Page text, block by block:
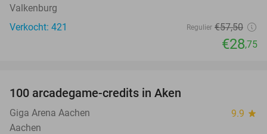
Valkenburg
Verkocht: 421
Regulier €57,50
€28,75
100 arcadegame-credits in Aken
Giga Arena Aachen 9.9 star
Aachen